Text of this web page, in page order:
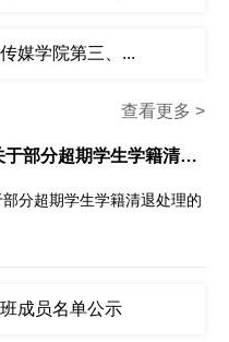
媒学院第三、...
查看更多 >
艺术与传媒学院关于部分超期学生学籍清退处理的公示
分超期学生学籍清退处理的
成员名单公示